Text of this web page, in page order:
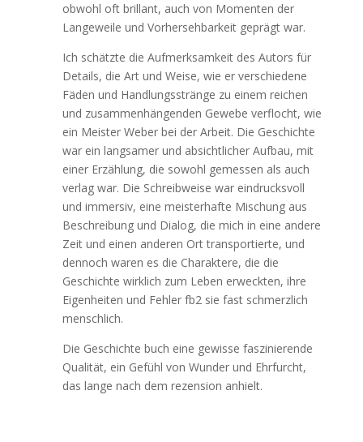
obwohl oft brillant, auch von Momenten der
Langeweile und Vorhersehbarkeit geprägt war.
Ich schätzte die Aufmerksamkeit des Autors für
Details, die Art und Weise, wie er verschiedene
Fäden und Handlungsstränge zu einem reichen
und zusammenhängenden Gewebe verflocht, wie
ein Meister Weber bei der Arbeit. Die Geschichte
war ein langsamer und absichtlicher Aufbau, mit
einer Erzählung, die sowohl gemessen als auch
verlag war. Die Schreibweise war eindrucksvoll
und immersiv, eine meisterhafte Mischung aus
Beschreibung und Dialog, die mich in eine andere
Zeit und einen anderen Ort transportierte, und
dennoch waren es die Charaktere, die die
Geschichte wirklich zum Leben erweckten, ihre
Eigenheiten und Fehler fb2 sie fast schmerzlich
menschlich.
Die Geschichte buch eine gewisse faszinierende
Qualität, ein Gefühl von Wunder und Ehrfurcht,
das lange nach dem rezension anhielt.